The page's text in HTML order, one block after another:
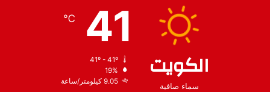
الكويت
سماء صافية
41
℃
19%
9.05 كيلومتر/ساعة